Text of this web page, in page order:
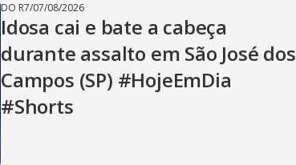
DO R7/07/08/2026
Idosa cai e bate a cabeça
durante assalto em São José dos
Campos (SP) #HojeEmDia
#Shorts